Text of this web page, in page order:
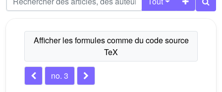
no. 3